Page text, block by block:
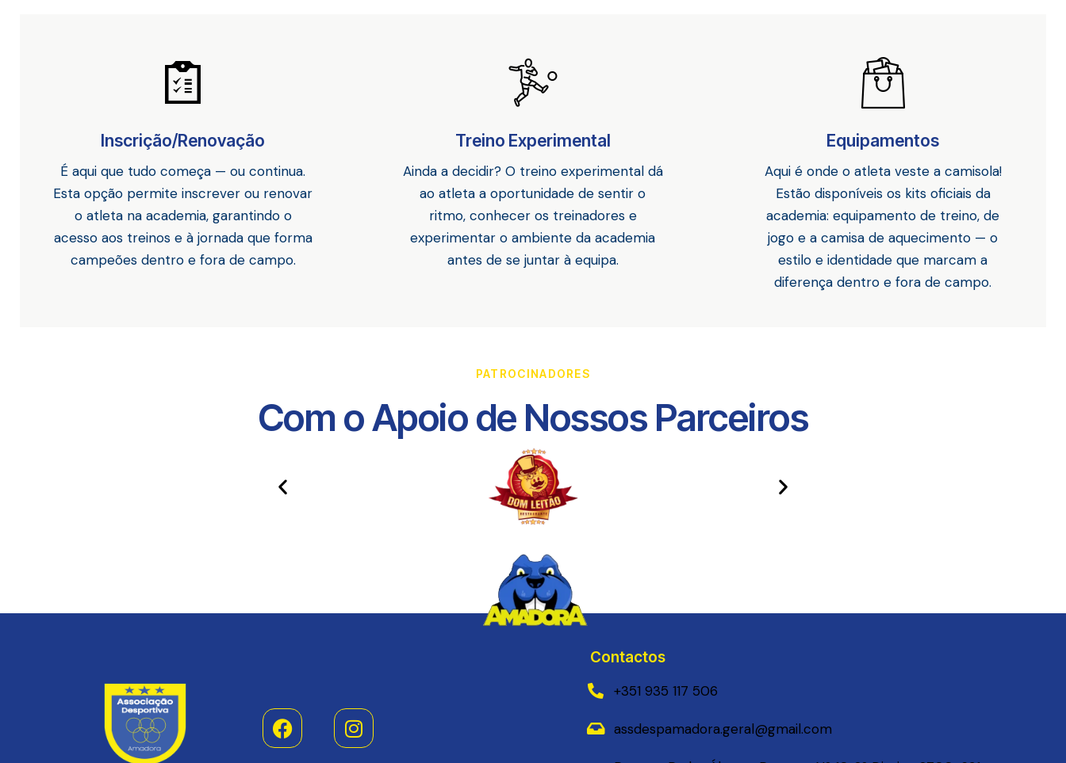
Inscrição/Renovação
É aqui que tudo começa — ou continua.
Esta opção permite inscrever ou renovar
o atleta na academia, garantindo o
acesso aos treinos e à jornada que forma
campeões dentro e fora de campo.
Treino Experimental
Ainda a decidir? O treino experimental dá
ao atleta a oportunidade de sentir o
ritmo, conhecer os treinadores e
experimentar o ambiente da academia
antes de se juntar à equipa.
Equipamentos
Aqui é onde o atleta veste a camisola!
Estão disponíveis os kits oficiais da
academia: equipamento de treino, de
jogo e a camisa de aquecimento — o
estilo e identidade que marcam a
diferença dentro e fora de campo.
PATROCINADORES
Com o Apoio de Nossos Parceiros​
Contactos
+351 935 117 506
assdespamadora.geral@gmail.com